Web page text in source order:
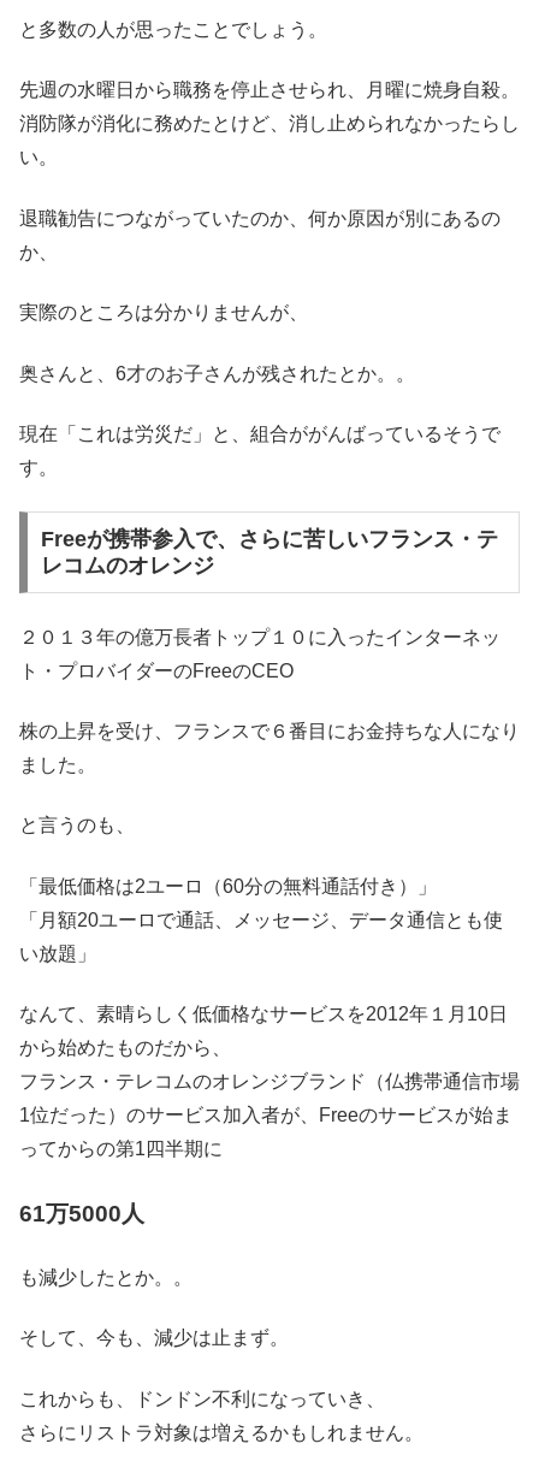
と多数の人が思ったことでしょう。
先週の水曜日から職務を停止させられ、月曜に焼身自殺。
消防隊が消化に務めたとけど、消し止められなかったらし
い。
退職勧告につながっていたのか、何か原因が別にあるの
か、
実際のところは分かりませんが、
奥さんと、6才のお子さんが残されたとか。。
現在「これは労災だ」と、組合ががんばっているそうで
す。
Freeが携帯参入で、さらに苦しいフランス・テ
レコムのオレンジ
２０１３年の億万長者トップ１０に入ったインターネッ
ト・プロバイダーのFreeのCEO
株の上昇を受け、フランスで６番目にお金持ちな人になり
ました。
と言うのも、
「最低価格は2ユーロ（60分の無料通話付き）」
「月額20ユーロで通話、メッセージ、データ通信とも使
い放題」
なんて、素晴らしく低価格なサービスを2012年１月10日
から始めたものだから、
フランス・テレコムのオレンジブランド（仏携帯通信市場
1位だった）のサービス加入者が、Freeのサービスが始ま
ってからの第1四半期に
61万5000人
も減少したとか。。
そして、今も、減少は止まず。
これからも、ドンドン不利になっていき、
さらにリストラ対象は増えるかもしれません。